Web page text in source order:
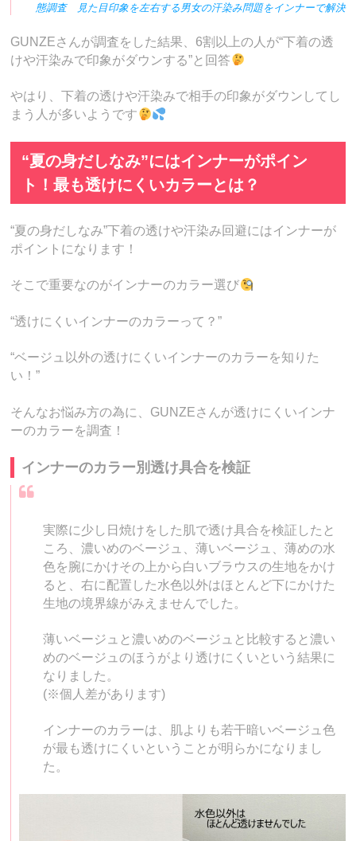
態調査 見た目印象を左右する男女の汗染み問題をインナーで解決
GUNZEさんが調査をした結果、6割以上の人が“下着の透
けや汗染みで印象がダウンする”と回答
やはり、下着の透けや汗染みで相手の印象がダウンしてし
まう人が多いようです
“夏の身だしなみ”にはインナーがポイン
ト！最も透けにくいカラーとは？
“夏の身だしなみ”下着の透けや汗染み回避にはインナーが
ポイントになります！
そこで重要なのがインナーのカラー選び
“透けにくいインナーのカラーって？”
“ベージュ以外の透けにくいインナーのカラーを知りた
い！”
そんなお悩み方の為に、GUNZEさんが透けにくいインナ
ーのカラーを調査！
インナーのカラー別透け具合を検証
実際に少し日焼けをした肌で透け具合を検証したと
ころ、濃いめのベージュ、薄いベージュ、薄めの水
色を腕にかけその上から白いブラウスの生地をかけ
ると、右に配置した水色以外はほとんど下にかけた
生地の境界線がみえませんでした。
薄いベージュと濃いめのベージュと比較すると濃い
めのベージュのほうがより透けにくいという結果に
なりました。
(※個人差があります)
インナーのカラーは、肌よりも若干暗いベージュ色
が最も透けにくいということが明らかになりまし
た。